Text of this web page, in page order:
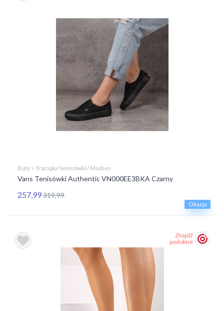
Okazja
Buty > Trampki/ tenisówki / Modivo
Vans Tenisówki Authentic VN000EE3BKA Czarny
257,99319,99
Znajdź
podobne